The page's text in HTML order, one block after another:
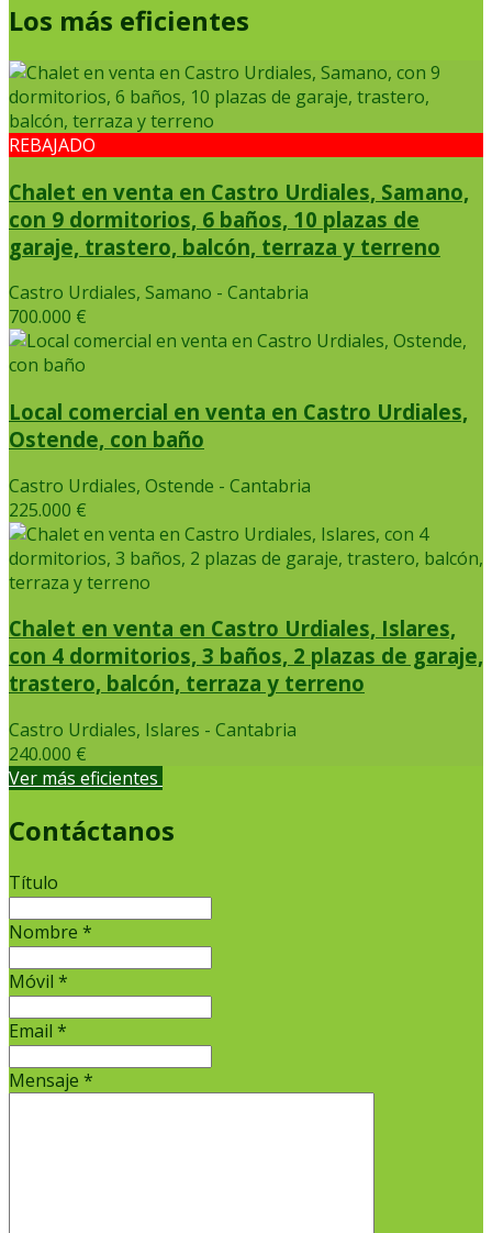
Los más eficientes
REBAJADO
Chalet en venta en Castro Urdiales, Samano,
con 9 dormitorios, 6 baños, 10 plazas de
garaje, trastero, balcón, terraza y terreno
Castro Urdiales, Samano - Cantabria
700.000 €
Local comercial en venta en Castro Urdiales,
Ostende, con baño
Castro Urdiales, Ostende - Cantabria
225.000 €
Chalet en venta en Castro Urdiales, Islares,
con 4 dormitorios, 3 baños, 2 plazas de garaje,
trastero, balcón, terraza y terreno
Castro Urdiales, Islares - Cantabria
240.000 €
Ver más eficientes
Contáctanos
Título
Nombre *
Móvil *
Email *
Mensaje *